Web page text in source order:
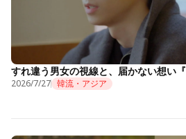
すれ違う男女の視線と、届かない想い
2026/7/27 韓流・アジア